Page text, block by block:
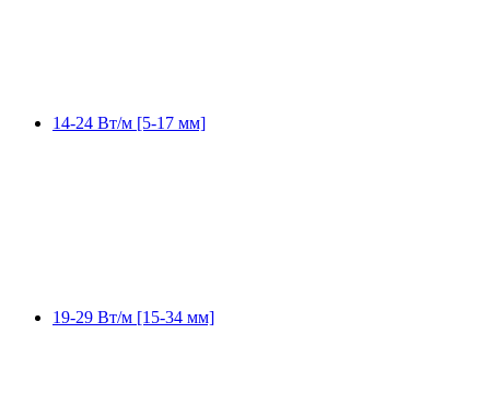
14-24 Вт/м [5-17 мм]
19-29 Вт/м [15-34 мм]